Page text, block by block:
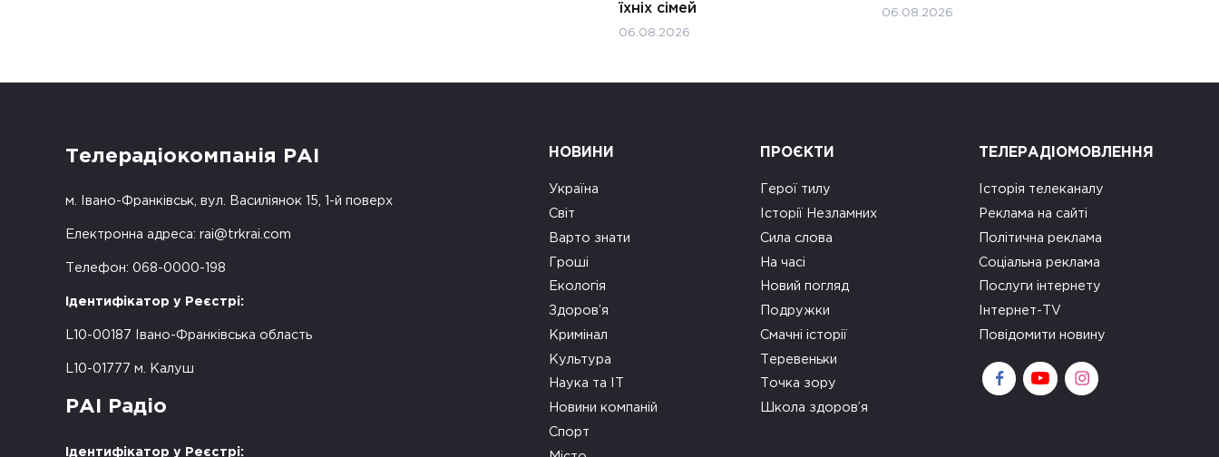
їхніх сімей
06.08.2026
06.08.2026
Телерадіокомпанія РАІ
м. Івано-Франківськ, вул. Василіянок 15, 1-й поверх
Електронна адреса: rai@trkrai.com
Телефон: 068-0000-198
Ідентифікатор у Реєстрі:
L10-00187 Івано-Франківська область
L10-01777 м. Калуш
РАІ Радіо
Ідентифікатор у Реєстрі:
НОВИНИ
Україна
Світ
Варто знати
Гроші
Екологія
Здоров’я
Кримінал
Культура
Наука та ІТ
Новини компаній
Спорт
ПРОЄКТИ
Герої тилу
Історії Незламних
Сила слова
На часі
Новий погляд
Подружки
Смачні історії
Теревеньки
Точка зору
Школа здоров’я
ТЕЛЕРАДІОМОВЛЕННЯ
Історія телеканалу
Реклама на сайті
Політична реклама
Соціальна реклама
Послуги інтернету
Інтернет-TV
Повідомити новину